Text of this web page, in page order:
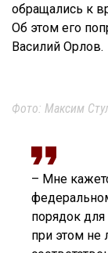
обращались к
Об этом его
Василий Орлов.
Фото: Максим
– Мне
порядок
при этом не